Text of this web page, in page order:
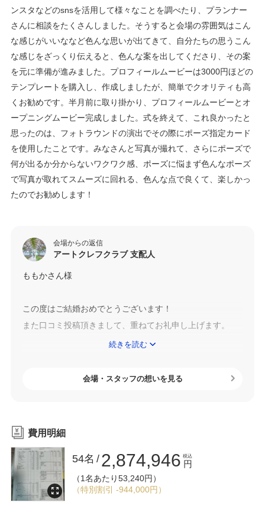
ンスタなどのsnsを活用して様々なことを調べたり、プランナー
さんに相談をたくさんしました。そうすると会場の雰囲気はこん
な感じがいいななど色んな思いが出てきて、自分たちの思うこん
な感じをざっくり伝えると、色んな案を出してくださり、その案
を元に準備が進みました。プロフィールムービーは3000円ほどの
テンプレートを購入し、作成しましたが、簡単でクオリティも高
くお勧めです。半月前に取り掛かり、プロフィールムービーとオ
ープニングムービー完成しました。式を終えて、これ良かったと
思ったのは、フォトラウンドの演出でその際にポーズ指定カード
を使用したことです。みなさんと写真が撮れて、さらにポーズで
何が出るか分からないワクワク感、ポーズに悩まず色んなポーズ
で写真が取れてスムーズに回れる、色んな点で良くて、楽しかっ
たのでお勧めします！
会場からの返信
アートクレフクラブ 支配人
ももかさん様
この度はご結婚おめでとうございます！
また口コミ投稿頂きまして、重ねてお礼申し上げます。
た事、本当にありがとうございます！
やゲストがお二人を見ずらいという懸念点を感じておりま
して...
リニューアルの際に、おの高さに致しました！
実際にももかさん様にこのようなお言葉を頂けました事
続きを読む
会場・スタッフの想いを見る
費用明細
54名 2,874,946 円
税込
（1名あたり53,240円）
（特別割引 -944,000円）